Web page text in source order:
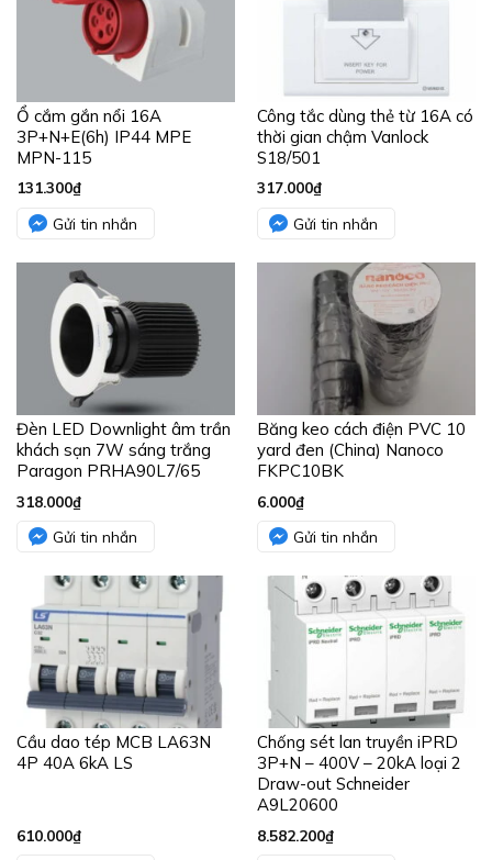
Ổ cắm gắn nổi 16A
3P+N+E(6h) IP44 MPE
MPN-115
131.300₫
Gửi tin nhắn
Công tắc dùng thẻ từ 16A có
thời gian chậm Vanlock
S18/501
317.000₫
Gửi tin nhắn
Đèn LED Downlight âm trần
khách sạn 7W sáng trắng
Paragon PRHA90L7/65
318.000₫
Gửi tin nhắn
Băng keo cách điện PVC 10
yard đen (China) Nanoco
FKPC10BK
6.000₫
Gửi tin nhắn
Cầu dao tép MCB LA63N
4P 40A 6kA LS
610.000₫
Chống sét lan truyền iPRD
3P+N – 400V – 20kA loại 2
Draw-out Schneider
A9L20600
8.582.200₫